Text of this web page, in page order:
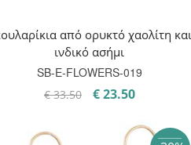
από ορυκτό χαολίτη και
ινδικό ασήμι
SB-E-FLOWERS-019
€33.50
Original
€23.50Η
τιμή